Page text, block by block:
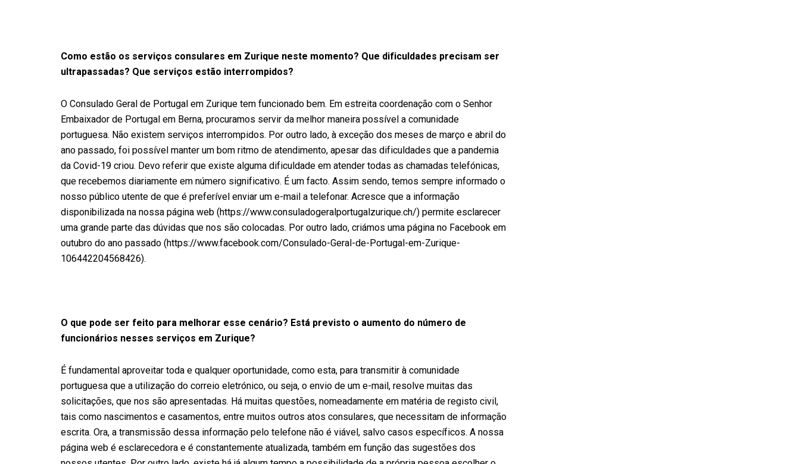
Como estão os serviços consulares em Zurique neste momento? Que dificuldades precisam ser
ultrapassadas? Que serviços estão interrompidos?
O Consulado Geral de Portugal em Zurique tem funcionado bem. Em estreita coordenação com o Senhor
Embaixador de Portugal em Berna, procuramos servir da melhor maneira possível a comunidade
portuguesa. Não existem serviços interrompidos. Por outro lado, à exceção dos meses de março e abril do
ano passado, foi possível manter um bom ritmo de atendimento, apesar das dificuldades que a pandemia
da Covid-19 criou. Devo referir que existe alguma dificuldade em atender todas as chamadas telefónicas,
que recebemos diariamente em número significativo. É um facto. Assim sendo, temos sempre informado o
nosso público utente de que é preferível enviar um e-mail a telefonar. Acresce que a informação
disponibilizada na nossa página web (https://www.consuladogeralportugalzurique.ch/) permite esclarecer
uma grande parte das dúvidas que nos são colocadas. Por outro lado, criámos uma página no Facebook em
outubro do ano passado (https://www.facebook.com/Consulado-Geral-de-Portugal-em-Zurique-
106442204568426).
O que pode ser feito para melhorar esse cenário? Está previsto o aumento do número de
funcionários nesses serviços em Zurique?
É fundamental aproveitar toda e qualquer oportunidade, como esta, para transmitir à comunidade
portuguesa que a utilização do correio eletrónico, ou seja, o envio de um e-mail, resolve muitas das
solicitações, que nos são apresentadas. Há muitas questões, nomeadamente em matéria de registo civil,
tais como nascimentos e casamentos, entre muitos outros atos consulares, que necessitam de informação
escrita. Ora, a transmissão dessa informação pelo telefone não é viável, salvo casos específicos. A nossa
página web é esclarecedora e é constantemente atualizada, também em função das sugestões dos